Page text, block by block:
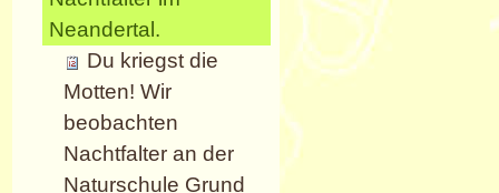
Neandertal.
Du kriegst die
Motten! Wir
beobachten
Nachtfalter an der
Naturschule Grund